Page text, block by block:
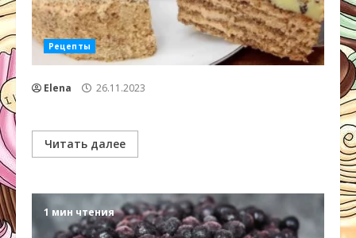
Рецепты
Elena 26.11.2023
Читать далее
1 мин чтения